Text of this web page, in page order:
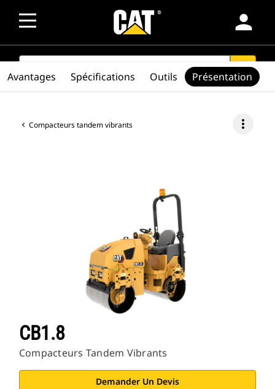
person
SEARCH search
Compacteurs tandem vibrants more_vert
CB1.8
Compacteurs Tandem Vibrants
Demander Un Devis
Avantages Spécifications Outils Présentation